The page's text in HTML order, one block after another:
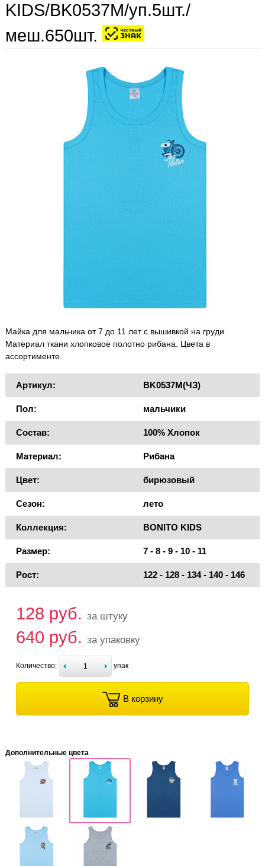
KIDS/BK0537M/уп.5шт./
меш.650шт.
Майка для мальчика от 7 до 11 лет с вышивкой на груди.
Материал ткани хлопковое полотно рибана. Цвета в
ассортименте.
Артикул: BK0537M(ЧЗ)
Пол: мальчики
Состав: 100% Хлопок
Материал: Рибана
Цвет: бирюзовый
Сезон: лето
Коллекция: BONITO KIDS
Размер: 7 - 8 - 9 - 10 - 11
Рост: 122 - 128 - 134 - 140 - 146
128 руб. за штуку
640 руб. за упаковку
Количество: упак
В корзину
Дополнительные цвета